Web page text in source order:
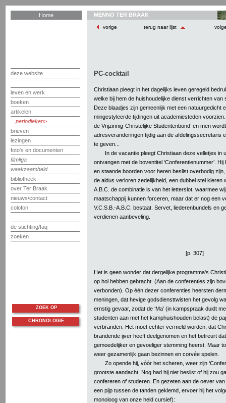
Home
deze website
leven en werk
boeken
artikelen
periodieken
brieven
lezingen
foto's en documenten
filmliga
waakzaamheid
bibliotheek
over Ter Braak
nieuws/contact
colofon
de stichting/faq
zoeken
MENNO TER BRAAK
vorige terug naar lijst
PC-cocktail
Christiaan pleegt in het dagelijks leven geregeld
welke bij hem de huishoudelijke dienst verrichten
Deze blaadjes zijn gemeenlijk met een natuurgedicht
mingestyleerde tijdingen uit academiesteden voorzien.
de Vrijzinnig-Christelijke Studentenbond’ en men
adresveranderingen tijdig aan de afdelingssecretaris
te geven...
In de vacantie pleegt Christiaan deze velletjes in
ontvangen met de boventitel ‘Conferentienummer’.
en staande boorden voor heren beslist overbodig
de aldus verloren zedelijkheid, een dubbel stel kleren
A.B.C. de combinatie is van het letterslot, waarmee
maatschappij kunnen forceren, maar dat er nog een
V.C.S.B.-A.B.C. bestaat. Servet, liederenbundels en
verdienen aanbeveling.
[p. 307]
Het is geen wonder dat dergelijke programma's
op hol hebben gebracht. (Aan de conferenties zijn
verbonden). Op één dezer conferenties heersten
meningen, dat hevige godsdiensttwisten het gevolg
ernstig gevaar, zodat de ‘Ma’ (in kampspraak duidt
studenten aan met het kamphuishouden belast) de
verbranden. Het moet echter vermeld worden, dat
brandende ijver heeft deelgenomen en het betreurt
gemoedelijker en gevoeliger stemming heerst. Maar
weer gezamenlijk gaan bezinnen en corvée spelen.
Zo opende hij, vóór het scheren, weer zijn
grootste aandacht. Nog had hij niet beslist of hij zou
confereren of studeren. En gezeten aan de oever
een pijp tussen de tanden geklemd, ervoer hij het
monoloog van onze held cursief):
ZOEK OP
CHRONOLOGIE